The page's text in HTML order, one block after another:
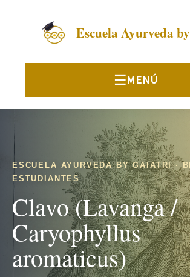
Escuela Ayurveda
ESCUELA AYURVEDA BY GAIATRI ·
ESTUDIANTES
Clavo (Lavanga /
Caryophyllus
aromaticus)